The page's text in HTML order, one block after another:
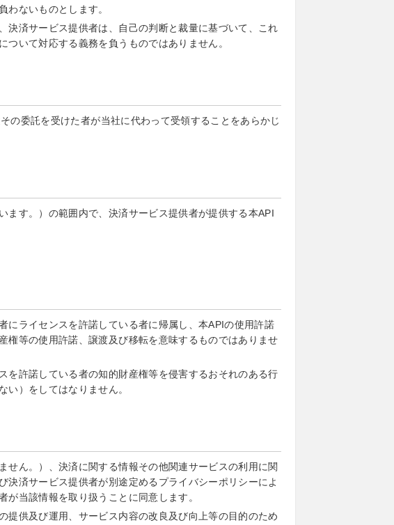
わないものとします。
決済サービス提供者は、自己の判断と裁量に基づいて、これ
いて対応する義務を負うものではありません。
の委託を受けた者が当社に代わって受領することをあらかじ
ます。）の範囲内で、決済サービス提供者が提供する本API
にライセンスを許諾している者に帰属し、本APIの使用許諾
権等の使用許諾、譲渡及び移転を意味するものではありませ
を許諾している者の知的財産権等を侵害するおそれのある行
）をしてはなりません。
ん。）、決済に関する情報その他関連サービスの利用に関
済サービス提供者が別途定めるプライバシーポリシーによ
当該情報を取り扱うことに同意します。
供及び運用、サービス内容の改良及び向上等の目的のため